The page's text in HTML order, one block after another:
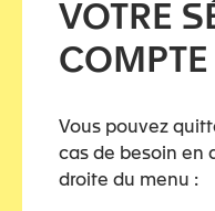
VOTRE
COMPTE
Vous pouvez
cas de besoin en
droite du menu :
KATEGORIEN
Justiz
Strafjustiz